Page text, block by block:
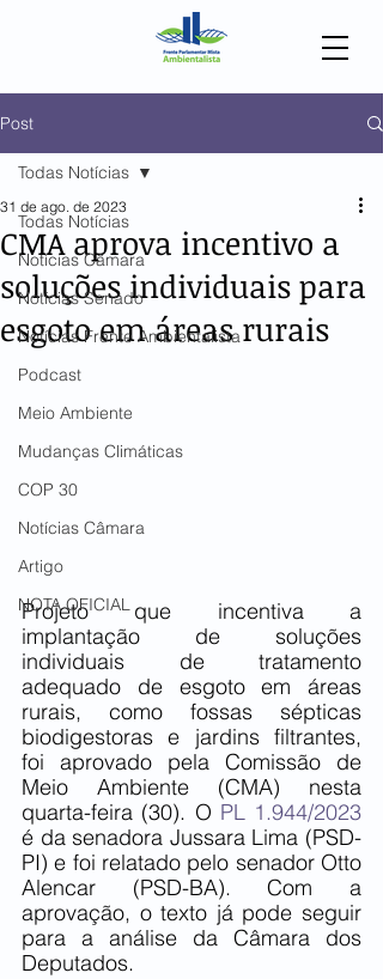
Post
Todas Notícias
Notícias Câmara
Notícias Senado
Notícias Frente Ambientalista
Podcast
Meio Ambiente
Mudanças Climáticas
COP 30
Notícias Câmara
Artigo
NOTA OFICIAL
Todas Notícias
CMA aprova incentivo a
soluções individuais para
esgoto em áreas rurais
31 de ago. de 2023
Projeto que incentiva a
implantação de soluções
individuais de tratamento
adequado de esgoto em áreas
rurais, como fossas sépticas
biodigestoras e jardins filtrantes,
foi aprovado pela Comissão de
Meio Ambiente (CMA) nesta
quarta-feira (30). O PL 1.944/2023
é da senadora Jussara Lima (PSD-
PI) e foi relatado pelo senador Otto
Alencar (PSD-BA). Com a
aprovação, o texto já pode seguir
para a análise da Câmara dos
Deputados.